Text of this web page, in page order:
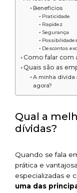
Benefícios
Praticidade
Rapidez
Segurança
Descontos
Como falar com
Quais são as
A minha dívida
agora?
Qual a
dívidas?
Quando se fala
prática e
especializadas e
uma das